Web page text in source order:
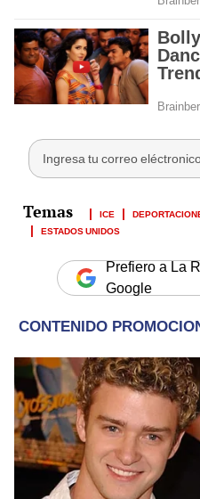
ICE
ESTADOS UNIDOS
Prefiero a La
Google